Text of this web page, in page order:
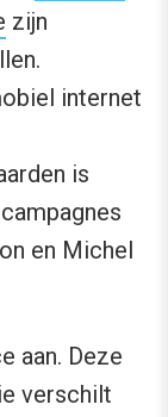
zijn
internet
is
en Michel
aan. Deze
verschilt